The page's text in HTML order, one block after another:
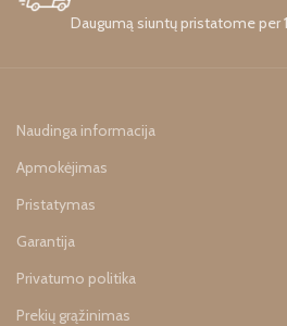
Daugumą siuntų pristatome per
Naudinga informacija
Apmokėjimas
Pristatymas
Garantija
Privatumo politika
Prekių grąžinimas